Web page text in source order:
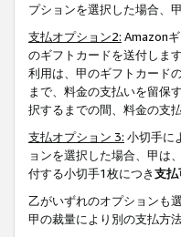
プションを選択した場合、
支払オプション2: Amazon
のギフトカードを送付しま
利用は、甲のギフトカード
まで、料金の支払いを留保
択するまでの間、料金の支
支払オプション 3: 小切手に
ョンを選択した場合、甲は
付する小切手1枚につき支払
乙がいずれのオプションも
甲の裁量により別の支払方